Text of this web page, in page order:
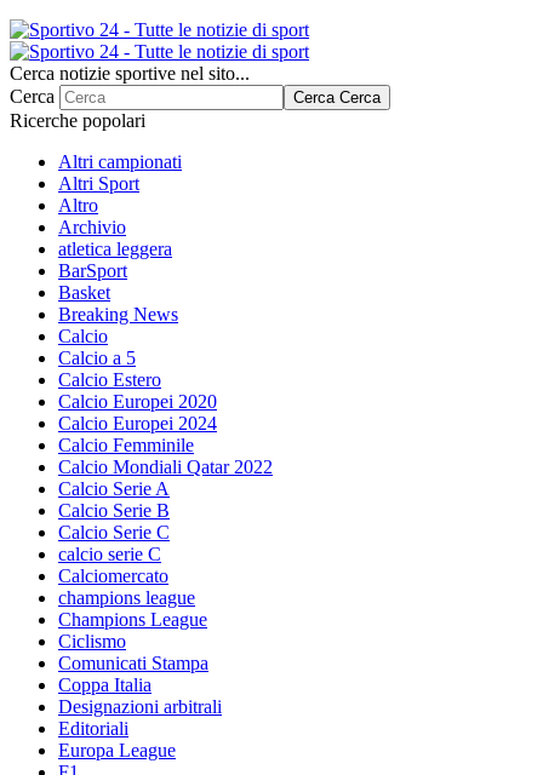
Cerca notizie sportive nel sito...
Cerca
Cerca Cerca
Ricerche popolari
Altri campionati
Altri Sport
Altro
Archivio
atletica leggera
BarSport
Basket
Breaking News
Calcio
Calcio a 5
Calcio Estero
Calcio Europei 2020
Calcio Europei 2024
Calcio Femminile
Calcio Mondiali Qatar 2022
Calcio Serie A
Calcio Serie B
Calcio Serie C
calcio serie C
Calciomercato
champions league
Champions League
Ciclismo
Comunicati Stampa
Coppa Italia
Designazioni arbitrali
Editoriali
Europa League